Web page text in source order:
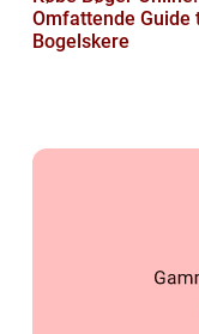
Omfattende Guide
Bogelskere